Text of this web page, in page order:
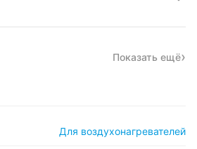
Показать ещё
Для воздухонагревателей